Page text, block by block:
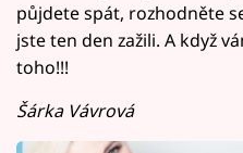
půjdete spát, rozhodněte
jste ten den zažili. A když
toho!!!
Šárka Vávrová